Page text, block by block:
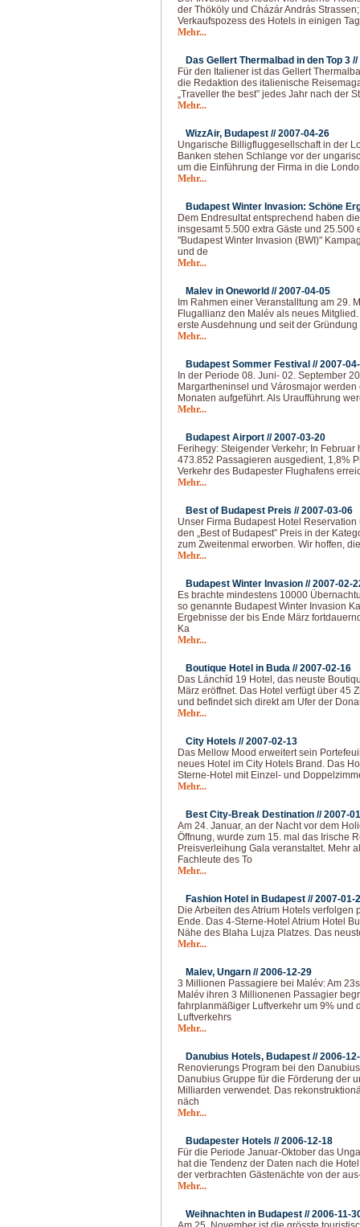
der Thököly und Cházár András
Verkaufspozess des Hotels in einigen
Mehr...
Das Gellert Thermalbad in den Top 3 //
Für den Italiener ist das Gellert
die Redaktion des italienische
„Traveller the best” jedes Jahr nach der
Mehr...
WizzAir, Budapest //2007-04-26
Ungarische Billigfluggesellschaft in der
Banken stehen Schlange vor der
um die Einführung der Firma in die
Mehr...
Budapest Winter Invasion: Schöne
Dem Endresultat entsprechend haben
insgesamt 5.500 extra Gäste und 25.500
"Budapest Winter Invasion (BWI)"
und de
Mehr...
Malev in Oneworld //2007-04-05
Im Rahmen einer Veranstalltung am 29.
Flugallianz den Malév als neues
erste Ausdehnung und seit der
Mehr...
Budapest Sommer Festival //2007-
In der Periode 08. Juni- 02. September
Margartheninsel und Városmajor
Monaten aufgeführt. Als Uraufführung
Mehr...
Budapest Airport //2007-03-20
Ferihegy: Steigender Verkehr; In
473.852 Passagieren ausgedient, 1,8%
Verkehr des Budapester Flughafens
Mehr...
Best of Budapest Preis //2007-03-06
Unser Firma Budapest Hotel
den „Best of Budapest” Preis in der
zum Zweitenmal erworben. Wir hoffen,
Mehr...
Budapest Winter Invasion //2007-02-
Es brachte mindestens 10000
so genannte Budapest Winter Invasion
Ergebnisse der bis Ende März
Ka
Mehr...
Boutique Hotel in Buda //2007-02-16
Das Lánchíd 19 Hotel, das neuste
März eröffnet. Das Hotel verfügt über 45
und befindet sich direkt am Ufer der
Mehr...
City Hotels //2007-02-13
Das Mellow Mood erweitert sein
neues Hotel im City Hotels Brand. Das
Sterne-Hotel mit Einzel- und
Mehr...
Best City-Break Destination //2007-
Am 24. Januar, an der Nacht vor dem
Öffnung, wurde zum 15. mal das Irische
Preisverleihung Gala veranstaltet. Mehr
Fachleute des To
Mehr...
Fashion Hotel in Budapest //2007-01-
Die Arbeiten des Atrium Hotels verfolgen
Ende. Das 4-Sterne-Hotel Atrium Hotel
Nähe des Blaha Lujza Platzes. Das
Mehr...
Malev, Ungarn //2006-12-29
3 Millionen Passagiere bei Malév: Am
Malév ihren 3 Millionenen Passagier
fahrplanmäßiger Luftverkehr um 9% und
Luftverkehrs
Mehr...
Danubius Hotels, Budapest //2006-
Renovierungs Program bei den
Danubius Gruppe für die Förderung der
Milliarden verwendet. Das
näch
Mehr...
Budapester Hotels //2006-12-18
Für die Periode Januar-Oktober das
hat die Tendenz der Daten nach die
der verbrachten Gästenächte von der
Mehr...
Weihnachten in Budapest //2006-11-